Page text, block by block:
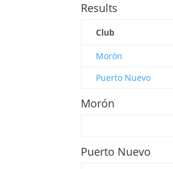
Results
Club
Morón
Puerto Nuevo
Morón
Puerto Nuevo